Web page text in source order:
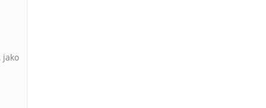
jako